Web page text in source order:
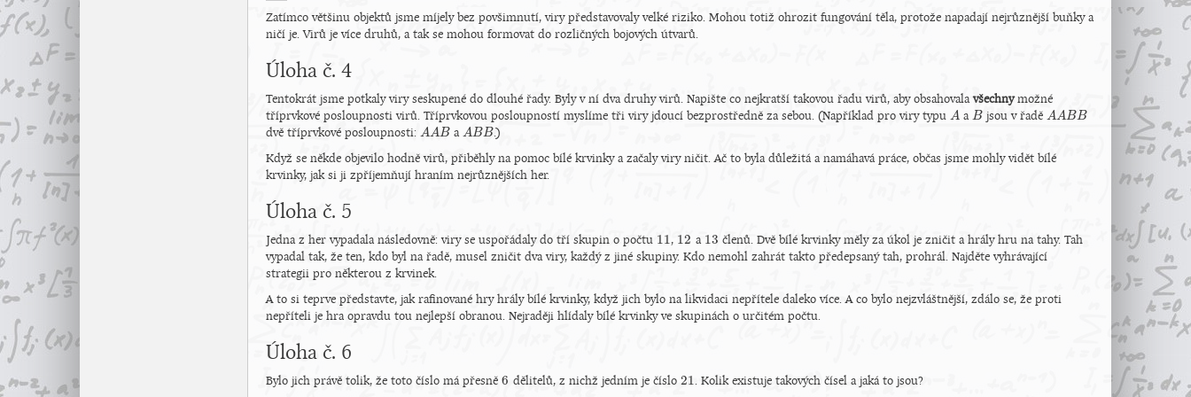
Zatímco většinu objektů jsme míjely bez povšimnutí, viry představovaly velké riziko. Mohou totiž ohrozit fungování těla, protože napadají nejrůznější buňky a
ničí je. Virů je více druhů, a tak se mohou formovat do rozličných bojových útvarů.
Úloha č. 4
Tentokrát jsme potkaly viry seskupené do dlouhé řady. Byly v ní dva druhy virů. Napište co nejkratší takovou řadu virů, aby obsahovalavšechnymožné
tříprvkové posloupnosti virů. Tříprvkovou posloupností myslíme tři viry jdoucí bezprostředně za sebou. (Například pro viry typu A
A aB
B jsou v řaděAABB
AABB
dvě tříprvkové posloupnosti: AAB
AAB aABB
ABB
.)
Když se někde objevilo hodně virů, přiběhly na pomoc bílé krvinky a začaly viry ničit. Ač to byla důležitá a namáhavá práce, občas jsme mohly vidět bílé
krvinky, jak si ji zpříjemňují hraním nejrůznějších her.
Úloha č. 5
Jedna z her vypadala následovně: viry se uspořádaly do tří skupin o počtu 11
11, 12
12 a 13
13 členů. Dvě bílé krvinky měly za úkol je zničit a hrály hru na tahy. Tah
vypadal tak, že ten, kdo byl na řadě, musel zničit dva viry, každý z jiné skupiny. Kdo nemohl zahrát takto předepsaný tah, prohrál. Najděte vyhrávající
strategii pro některou z krvinek.
A to si teprve představte, jak rafinované hry hrály bílé krvinky, když jich bylo na likvidaci nepřítele daleko více. A co bylo nejzvláštnější, zdálo se, že proti
nepříteli je hra opravdu tou nejlepší obranou. Nejraději hlídaly bílé krvinky ve skupinách o určitém počtu.
Úloha č. 6
Bylo jich právě tolik, že toto číslo má přesně 6
6 dělitelů, z nichž jedním je číslo 21
21. Kolik existuje takových čísel a jaká to jsou?